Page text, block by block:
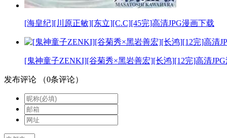
[海皇纪][川原正敏][东立][C.C][45完]高清JPG漫画下载
[鬼神童子ZENKI][谷菊秀×黑岩善宏][长鸿][12完]高清
发布评论 （0条评论）